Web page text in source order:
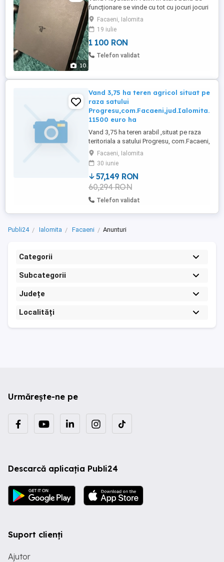
10
funcționare se vinde cu tot cu jocuri jocuri
sunt cumpărat online
Facaeni, Ialomita
19 iulie
1 100 RON
Telefon validat
Vand 3,75 ha teren agricol situat pe
raza satului
Progresu,com.Facaeni,jud.Ialomita.
11500 euro ha
Vand 3,75 ha teren arabil ,situat pe raza
teritoriala a satului Progresu, com.Facaeni,
jud.Ialomita ,care se prezinta astfel: -0,50
ha (tarla5869 1,parcela 28),intre De 5869 2
la est respectiv, De 5869 12 la vest -3,250
ha (tarla 5969 2,parcela 48),intre De 5969 1
la vest si DN 5696 la est. Terenul ...
Facaeni, Ialomita
30 iunie
57,149 RON
60,294 RON
Telefon validat
Publi24 Ialomita Facaeni Anunturi
Categorii
Subcategorii
Județe
Localități
Urmărește-ne pe
Descarcă aplicația Publi24
Suport clienți
Ajutor